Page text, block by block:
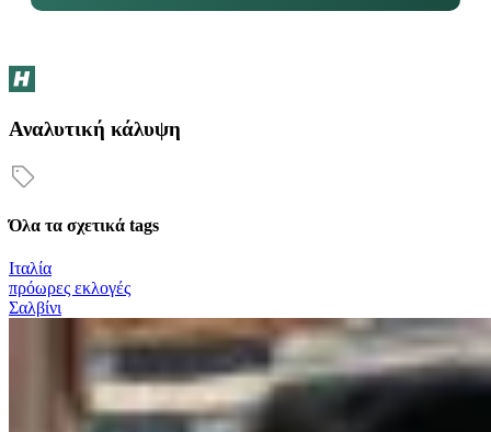
Αναλυτική κάλυψη
Όλα τα σχετικά tags
Ιταλία
πρόωρες εκλογές
Σαλβίνι